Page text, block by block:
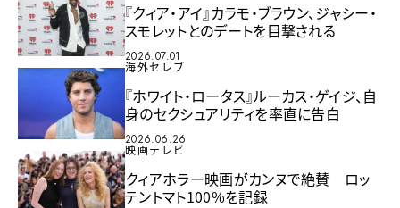
『クィア・アイ』カラモ・ブラウン、ジャシー・
スモレットとのデートを目撃される
2026.07.01
海外セレブ
『ホワイト・ロータス』ルーカス・ゲイジ、自
身のセクシュアリティを率直に告白
2026.06.26
映画テレビ
クィアホラー映画がカンヌで絶賛 ロッ
テントマト100%を記録